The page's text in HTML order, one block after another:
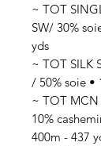
~ TOT
SW/ 30%
yds
~ TOT SILK
/ 50% soie •
~ TOT MCN
10%
400m - 437